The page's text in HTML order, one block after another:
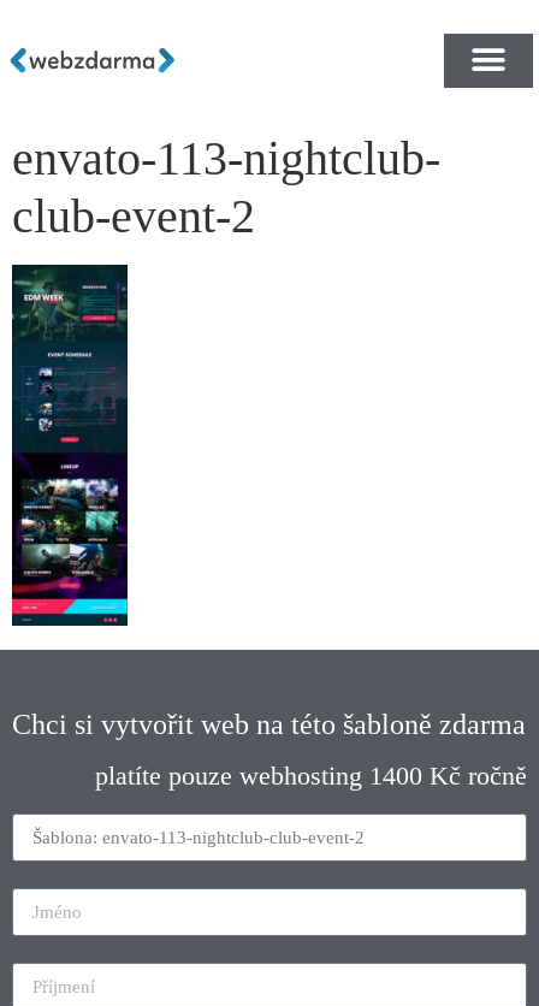
envato-113-nightclub-
club-event-2
Chci si vytvořit web na této šabloně zdarma
platíte pouze webhosting 1400 Kč ročně